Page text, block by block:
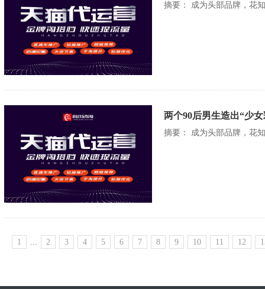
摘要： 成为头部品牌，花
两个90后男生造出“少
摘要： 成为头部品牌，花
1 ... 2 3 4 5 6 7 8 9 10 11 12